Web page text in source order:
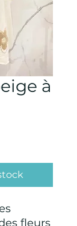
à
fleurs